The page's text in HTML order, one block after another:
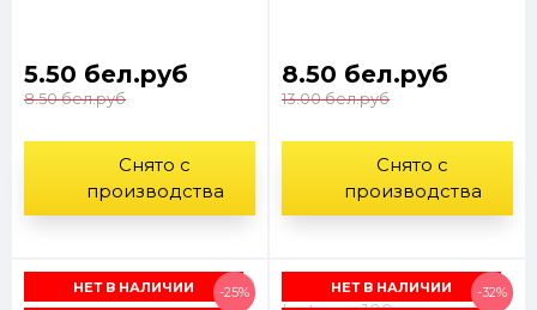
5.50 бел.руб
8.50 бел.руб
Снято с
производства
8.50 бел.руб
13.00 бел.руб
Снято с
производства
НЕТ В НАЛИЧИИ -25% НЕТ В НАЛИЧИИ -32%